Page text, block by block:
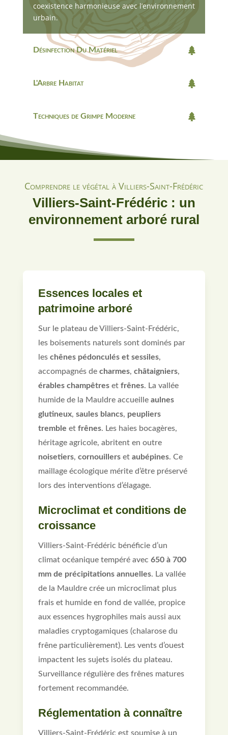
coexistence harmonieuse avec l’environnement
urbain.
Désinfection Du Matériel
L'Arbre Habitat
Techniques de Grimpe Moderne
Comprendre le végétal à Villiers-Saint-Frédéric
Villiers-Saint-Frédéric : un
environnement arboré rural
Essences locales et
patrimoine arboré
Sur le plateau de Villiers-Saint-Frédéric,
les boisements naturels sont dominés par
les chênes pédonculés et sessiles,
accompagnés de charmes, châtaigniers,
érables champêtreset frênes. La vallée
humide de la Mauldre accueille aulnes
glutineux, saules blancs, peupliers
tremble et frênes. Les haies bocagères,
héritage agricole, abritent en outre
noisetiers, cornouillerset aubépines. Ce
maillage écologique mérite d’être préservé
lors des interventions d’élagage.
Microclimat et conditions de
croissance
Villiers-Saint-Frédéric bénéficie d’un
climat océanique tempéré avec 650 à 700
mm de précipitations annuelles. La vallée
de la Mauldre crée un microclimat plus
frais et humide en fond de vallée, propice
aux essences hygrophiles mais aussi aux
maladies cryptogamiques (chalarose du
frêne particulièrement). Les vents d’ouest
impactent les sujets isolés du plateau.
Surveillance régulière des frênes matures
fortement recommandée.
Réglementation à connaître
Villiers-Saint-Frédéric est soumise à un